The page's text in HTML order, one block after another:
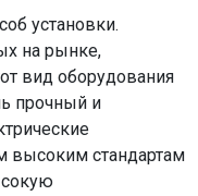
установки.
на рынке,
вид оборудования
прочный и
высоким стандартам